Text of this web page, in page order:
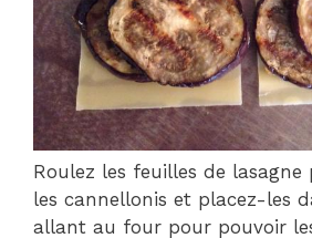
Roulez les feuilles de
les cannellonis et placez-les
allant au four pour pouvoir